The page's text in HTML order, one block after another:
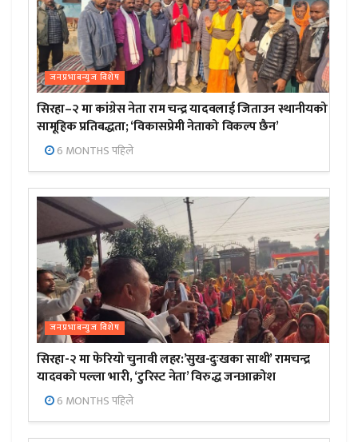
जनप्रभाबन्युज विशेष
सिरहा–२ मा कांग्रेस नेता राम चन्द्र यादवलाई जिताउन स्थानीयको
सामूहिक प्रतिबद्धता; ‘विकासप्रेमी नेताको विकल्प छैन’
6 MONTHS पहिले
जनप्रभाबन्युज विशेष
सिरहा-२ मा फेरियो चुनावी लहर:’सुख-दुःखका साथी’ रामचन्द्र
यादवको पल्ला भारी, ‘टुरिस्ट नेता’ विरुद्ध जनआक्रोश
6 MONTHS पहिले